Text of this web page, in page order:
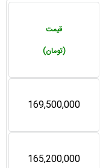
قیمت
(تومان)
169,500,000
165,200,000